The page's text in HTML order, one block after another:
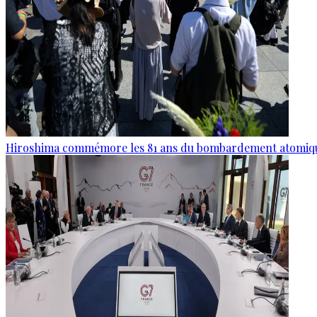
Hiroshima commémore les 81 ans du bombardement